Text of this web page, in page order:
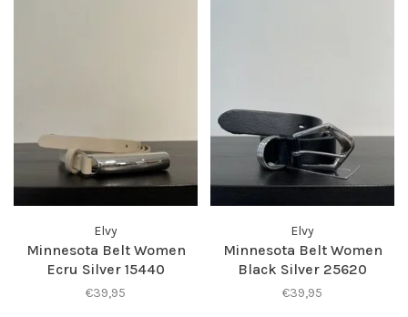
Elvy
Minnesota Belt Women
Ecru Silver 15440
€39,95
Elvy
Minnesota Belt Women
Black Silver 25620
€39,95